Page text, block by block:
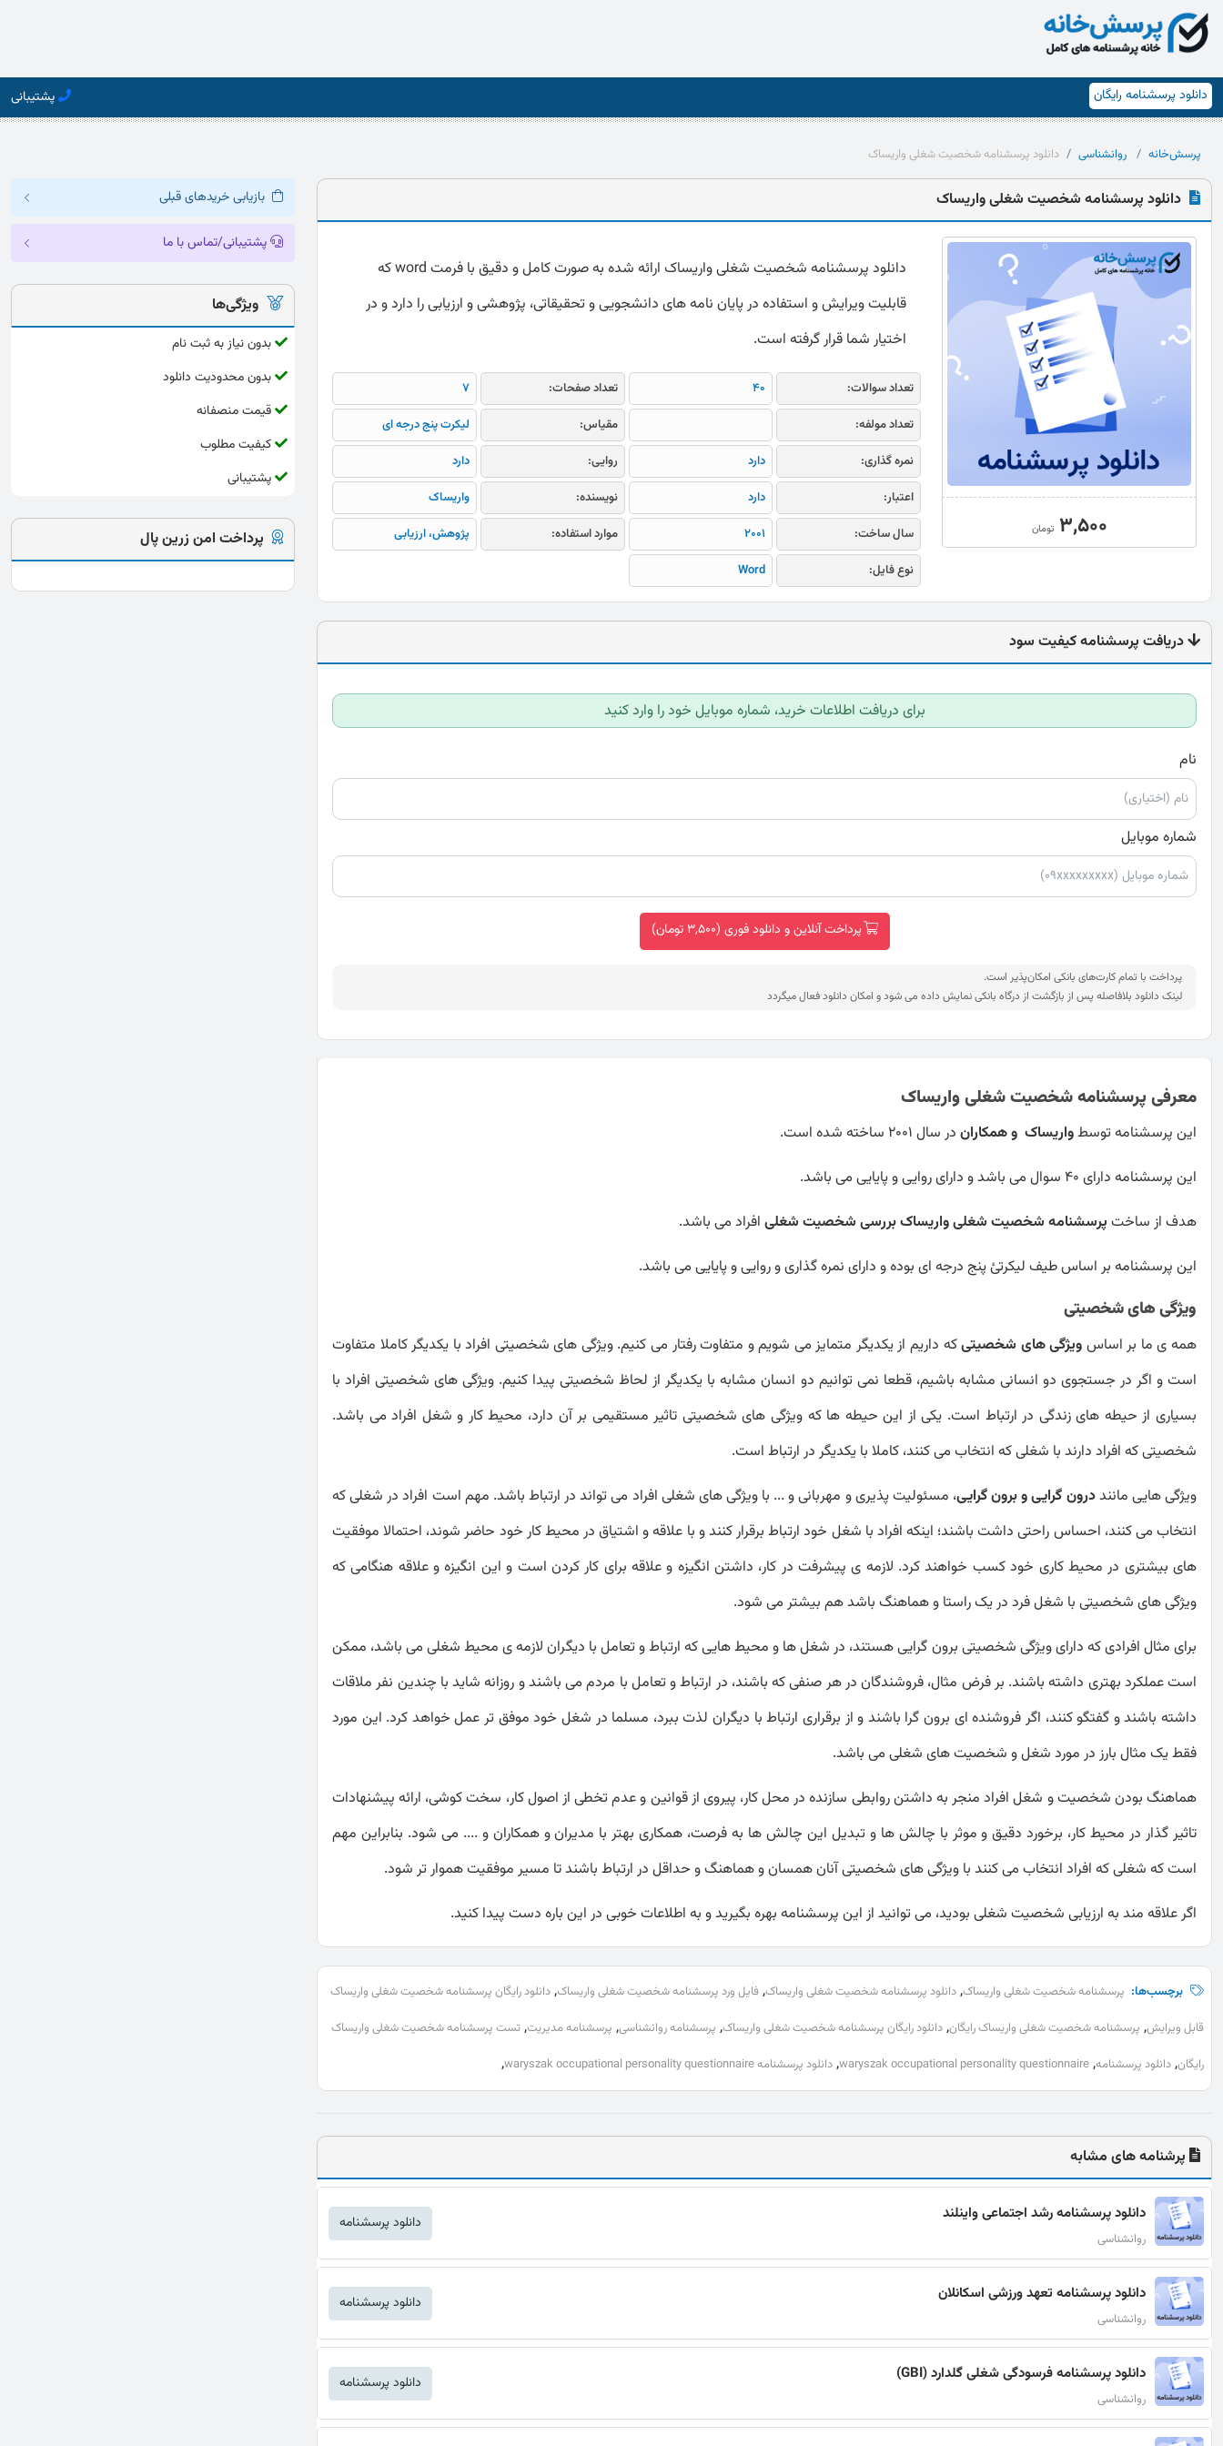
دانلود پرسشنامه رایگان پشتیبانی
پرسش‌خانه روانشناسی دانلود پرسشنامه شخصیت شغلی واریساک
دانلود پرسشنامه شخصیت شغلی واریساک
3,500 تومان
دانلود پرسشنامه شخصیت شغلی واریساک ارائه شده به صورت کامل و دقیق با فرمت word که
قابلیت ویرایش و استفاده در پایان نامه های دانشجویی و تحقیقاتی، پژوهشی و ارزیابی را دارد و در
اختیار شما قرار گرفته است.
تعداد سوالات: 40 تعداد صفحات:
7
تعداد مولفه:
مقیاس:
لیکرت پنج درجه ای
نمره گذاری:
دارد روایی:
دارد
اعتبار:
دارد نویسنده:
واریساک
سال ساخت:
2001 موارد استفاده:
پژوهش، ارزیابی
نوع فایل:
Word
دریافت پرسشنامه کیفیت سود
برای دریافت اطلاعات خرید، شماره موبایل خود را وارد کنید
نام
شماره موبایل
پرداخت آنلاین و دانلود فوری (3,500 تومان)
پرداخت با تمام کارت‌های بانکی امکان‌پذیر است.
لینک دانلود بلافاصله پس از بازگشت از درگاه بانکی نمایش داده می شود و امکان دانلود فعال میگردد
معرفی پرسشنامه شخصیت شغلی واریساک
این پرسشنامه توسطواریساک و همکاراندر سال 2001 ساخته شده است.
این پرسشنامه دارای 40 سوال می باشد و دارای روایی و پایایی می باشد.
هدف از ساختپرسشنامه شخصیت شغلی واریساکبررسی شخصیت شغلیافراد می باشد.
این پرسشنامه بر اساس طیف لیکرتئ پنج درجه ای بوده و دارای نمره گذاری و روایی و پایایی می باشد.
ویژگی های شخصیتی
همه ی ما بر اساسویژگی های شخصیتیکه داریم از یکدیگر متمایز می شویم و متفاوت رفتار می کنیم. ویژگی های شخصیتی افراد با یکدیگر کاملا متفاوت
است و اگر در جستجوی دو انسانی مشابه باشیم، قطعا نمی توانیم دو انسان مشابه با یکدیگر از لحاظ شخصیتی پیدا کنیم. ویژگی های شخصیتی افراد با
بسیاری از حیطه های زندگی در ارتباط است. یکی از این حیطه ها که ویژگی های شخصیتی تاثیر مستقیمی بر آن دارد، محیط کار و شغل افراد می باشد.
شخصیتی که افراد دارند با شغلی که انتخاب می کنند، کاملا با یکدیگر در ارتباط است.
ویژگی هایی ماننددرون گرایی و برون گرایی، مسئولیت پذیری و مهربانی و ... با ویژگی های شغلی افراد می تواند در ارتباط باشد. مهم است افراد در شغلی که
انتخاب می کنند، احساس راحتی داشت باشند؛ اینکه افراد با شغل خود ارتباط برقرار کنند و با علاقه و اشتیاق در محیط کار خود حاضر شوند، احتمالا موفقیت
های بیشتری در محیط کاری خود کسب خواهند کرد. لازمه ی پیشرفت در کار، داشتن انگیزه و علاقه برای کار کردن است و این انگیزه و علاقه هنگامی که
ویژگی های شخصیتی با شغل فرد در یک راستا و هماهنگ باشد هم بیشتر می شود.
برای مثال افرادی که دارای ویژگی شخصیتی برون گرایی هستند، در شغل ها و محیط هایی که ارتباط و تعامل با دیگران لازمه ی محیط شغلی می باشد، ممکن
است عملکرد بهتری داشته باشند. بر فرض مثال، فروشندگان در هر صنفی که باشند، در ارتباط و تعامل با مردم می باشند و روزانه شاید با چندین نفر ملاقات
داشته باشند و گفتگو کنند، اگر فروشنده ای برون گرا باشند و از برقراری ارتباط با دیگران لذت ببرد، مسلما در شغل خود موفق تر عمل خواهد کرد. این مورد
فقط یک مثال بارز در مورد شغل و شخصیت های شغلی می باشد.
هماهنگ بودن شخصیت و شغل افراد منجر به داشتن روابطی سازنده در محل کار، پیروی از قوانین و عدم تخطی از اصول کار، سخت کوشی، ارائه پیشنهادات
تاثیر گذار در محیط کار، برخورد دقیق و موثر با چالش ها و تبدیل این چالش ها به فرصت، همکاری بهتر با مدیران و همکاران و .... می شود. بنابراین مهم
است که شغلی که افراد انتخاب می کنند با ویژگی های شخصیتی آنان همسان و هماهنگ و حداقل در ارتباط باشند تا مسیر موفقیت هموار تر شود.
اگر علاقه مند به ارزیابی شخصیت شغلی بودید، می توانید از این پرسشنامه بهره بگیرید و به اطلاعات خوبی در این باره دست پیدا کنید.
برچسب‌ها: پرسشنامه شخصیت شغلی واریساک, دانلود پرسشنامه شخصیت شغلی واریساک, فایل ورد پرسشنامه شخصیت شغلی واریساک, دانلود رایگان پرسشنامه شخصیت شغلی واریساک
قابل ویرایش, پرسشنامه شخصیت شغلی واریساک رایگان, دانلود رایگان پرسشنامه شخصیت شغلی واریساک, پرسشنامه روانشناسی, پرسشنامه مدیریت, تست پرسشنامه شخصیت شغلی واریساک
رایگان, دانلود پرسشنامه,
waryszak occupational personality questionnaire
, دانلود پرسشنامه waryszak occupational personality questionnaire ,
پرشنامه های مشابه
دانلود پرسشنامه رشد اجتماعی واینلند
روانشناسی
دانلود پرسشنامه
دانلود پرسشنامه تعهد ورزشی اسکانلان
روانشناسی
دانلود پرسشنامه
دانلود پرسشنامه فرسودگی شغلی گلدارد (GBI)
روانشناسی
دانلود پرسشنامه
بازیابی خریدهای قبلی
پشتیبانی/تماس با ما
ویژگی‌ها
بدون نیاز به ثبت نام
بدون محدودیت دانلود
قیمت منصفانه
کیفیت مطلوب
پشتیبانی
پرداخت امن زرین پال